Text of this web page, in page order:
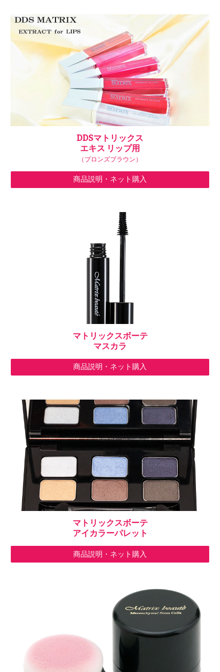
DDSマトリックス
エキス リップ用
（ブロンズブラウン）
商品説明・ネット購入
マトリックスボーテ
マスカラ
商品説明・ネット購入
マトリックスボーテ
アイカラーパレット
商品説明・ネット購入